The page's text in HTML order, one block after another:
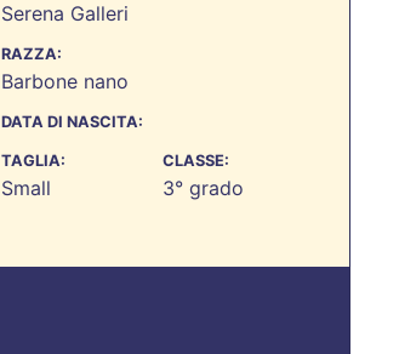
Serena Galleri
RAZZA:
Barbone nano
DATA DI NASCITA:
TAGLIA:
Small
CLASSE:
3° grado